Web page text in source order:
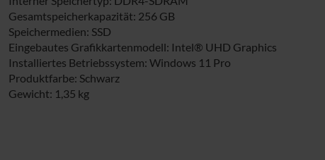
Gesamtspeicherkapazität: 256 GB
Speichermedien: SSD
Eingebautes Grafikkartenmodell: Intel® UHD Graphics
Installiertes Betriebssystem: Windows 11 Pro
Produktfarbe: Schwarz
Gewicht: 1,35 kg